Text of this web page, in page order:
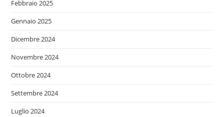
Febbraio 2025
Gennaio 2025
Dicembre 2024
Novembre 2024
Ottobre 2024
Settembre 2024
Luglio 2024